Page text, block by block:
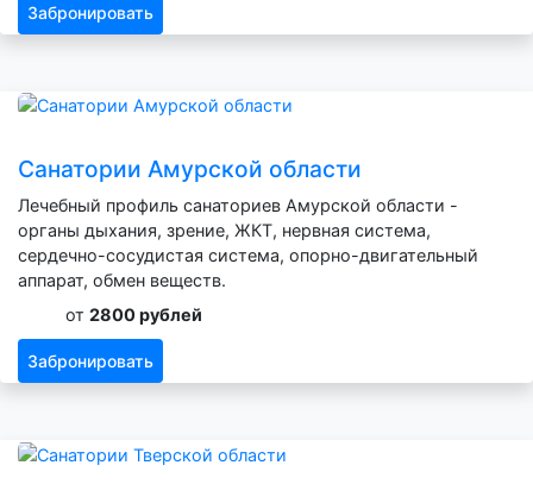
Забронировать
Санатории Амурской области
Лечебный профиль санаториев Амурской области -
органы дыхания, зрение, ЖКТ, нервная система,
сердечно-сосудистая система, опорно-двигательный
аппарат, обмен веществ.
от 2800 рублей
Забронировать